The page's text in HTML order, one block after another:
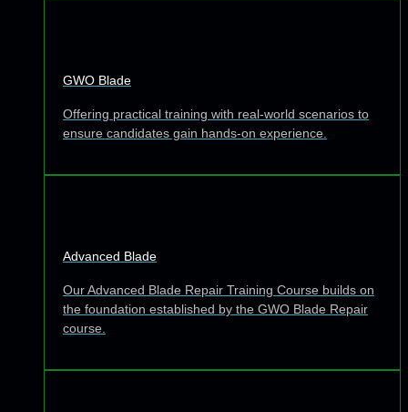
GWO Blade
Offering practical training with real-world scenarios to
ensure candidates gain hands-on experience.
Advanced Blade
Our Advanced Blade Repair Training Course builds on
the foundation established by the GWO Blade Repair
course.